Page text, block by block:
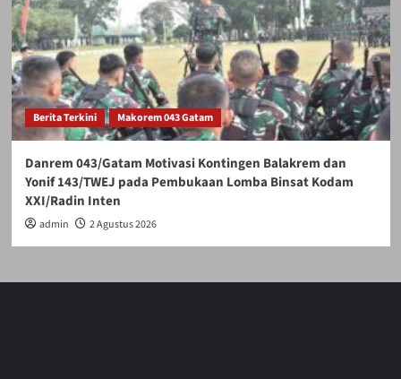
Berita Terkini Makorem 043 Gatam
Danrem 043/Gatam Motivasi Kontingen Balakrem dan
Yonif 143/TWEJ pada Pembukaan Lomba Binsat Kodam
XXI/Radin Inten
admin 2 Agustus 2026